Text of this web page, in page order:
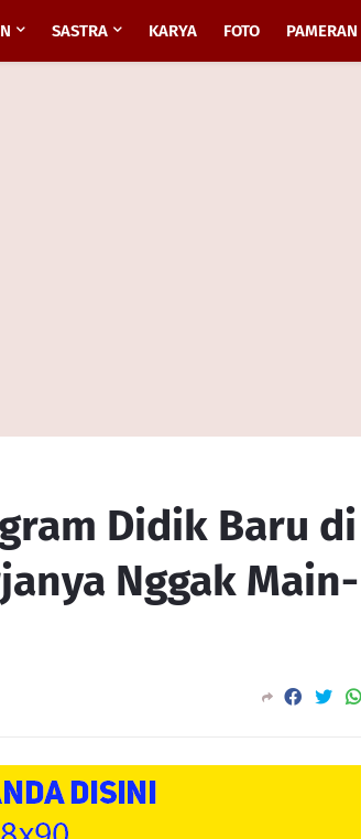
SASTRA KARYA FOTO PAMERAN
Didik Baru di
Nggak Main-